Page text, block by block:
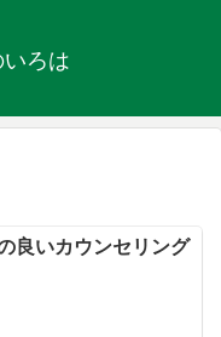
ろは
良いカウンセリング